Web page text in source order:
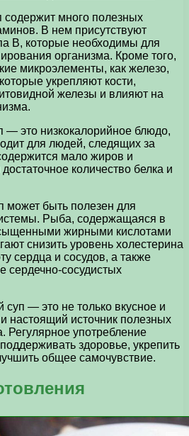
много полезных
В нем присутствуют
В, которые необходимы для
организма. Кроме того,
микроэлементы, как железо,
укрепляют кости,
железы и влияют на
— это низкокалорийное блюдо,
для людей, следящих за
мало жиров и
количество белка и
может быть полезен для
Рыба, содержащаяся в
жирными кислотами
снизить уровень холестерина
сердца и сосудов, а также
сердечно-сосудистых
суп — это не только вкусное и
настоящий источник полезных
Регулярное употребление
здоровье, укрепить
общее самочувствие.